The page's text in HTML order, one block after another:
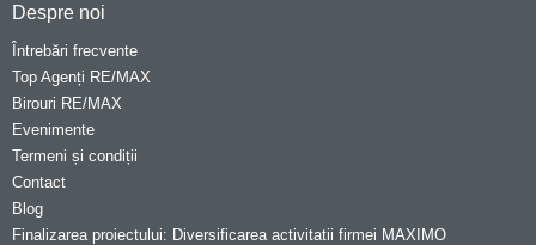
Despre noi
Întrebări frecvente
Top Agenți RE/MAX
Birouri RE/MAX
Evenimente
Termeni și condiții
Contact
Blog
Finalizarea proiectului: Diversificarea activitatii firmei MAXIMO